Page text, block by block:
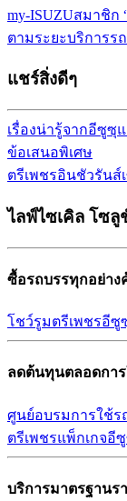
my-ISUZUสมาชิก
ตามระยะบริการร
แชร์สิ่งดีๆ
เรื่องน่ารู้จากอีซูซุ
ข้อเสนอพิเศษ
ตรีเพชรอินชัวรันส์
ไลฟ์ไซเคิล โซลู
ซื้อรถบรรทุกอย่าง
โชว์รูมตรีเพชรอีซู
ลดต้นทุนตลอดกา
ศูนย์อบรมการใช้ร
ตรีเพชรแพ็กเกจอี
บริการมาตรฐานร